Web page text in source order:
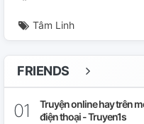
Tâm Linh
FRIENDS
Truyện online hay trên
điện thoại - Truyen1s